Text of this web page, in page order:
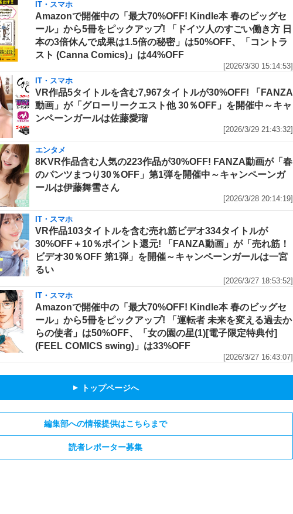
IT・スマホ
Amazonで開催中の「最大70%OFF! Kindle本 春のビッグセ
ール」から5冊をピックアップ! 「ドイツ人のすごい働き方 日
本の3倍休んで成果は1.5倍の秘密」は50%OFF、「コントラ
スト (Canna Comics)」は44%OFF
[2026/3/30 15:14:53]
IT・スマホ
VR作品5タイトルを含む7,967タイトルが30%OFF! 「FANZA
動画」が「グローリークエスト他 30％OFF」を開催中～キャ
ンペーンガールは佐藤愛瑠
[2026/3/29 21:43:32]
エンタメ
8KVR作品含む人気の223作品が30%OFF! FANZA動画が「春
のパンツまつり30％OFF」第1弾を開催中～キャンペーンガ
ールは伊藤舞雪さん
[2026/3/28 20:14:19]
IT・スマホ
VR作品103タイトルを含む売れ筋ビデオ334タイトルが
30%OFF＋10％ポイント還元! 「FANZA動画」が「売れ筋！
ビデオ30％OFF 第1弾」を開催～キャンペーンガールは一宮
るい
[2026/3/27 18:53:52]
IT・スマホ
Amazonで開催中の「最大70%OFF! Kindle本 春のビッグセ
ール」から5冊をピックアップ! 「運転者 未来を変える過去か
らの使者」は50%OFF、「女の園の星(1)[電子限定特典付]
(FEEL COMICS swing)」は33%OFF
[2026/3/27 16:43:07]
▲ トップページへ
編集部への情報提供はこちらまで
読者レポーター募集